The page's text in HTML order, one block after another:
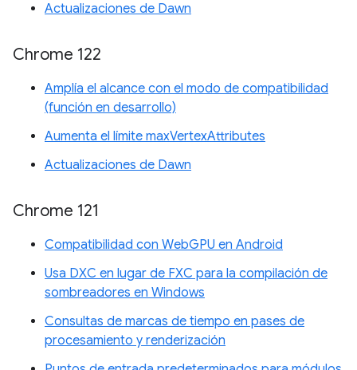
Actualizaciones de Dawn
Chrome 122
Amplía el alcance con el modo de compatibilidad
(función en desarrollo)
Aumenta el límite maxVertexAttributes
Actualizaciones de Dawn
Chrome 121
Compatibilidad con WebGPU en Android
Usa DXC en lugar de FXC para la compilación de
sombreadores en Windows
Consultas de marcas de tiempo en pases de
procesamiento y renderización